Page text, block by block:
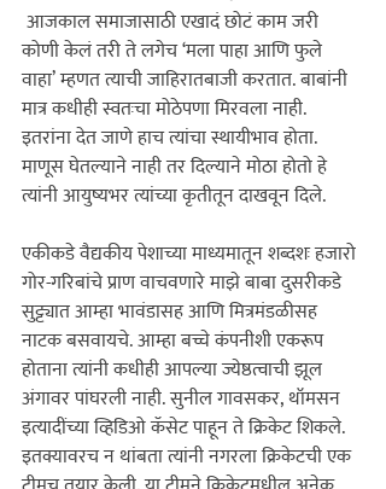
कोणी केलं तरी ते लगेच ‘मला पाहा आणि फुले
वाहा‌’ म्हणत त्याची जाहिरातबाजी करतात. बाबांनी
मात्र कधीही स्वतःचा मोठेपणा मिरवला नाही.
इतरांना देत जाणे हाच त्यांचा स्थायीभाव होता.
माणूस घेतल्याने नाही तर दिल्याने मोठा होतो हे
त्यांनी आयुष्यभर त्यांच्या कृतीतून दाखवून दिले.
एकीकडे वैद्यकीय पेशाच्या माध्यमातून शब्दशः हजारो
गोर-गरिबांचे प्राण वाचवणारे माझे बाबा दुसरीकडे
सुट्ट्यात आम्हा भावंडासह आणि मित्रमंडळीसह
नाटक बसवायचे. आम्हा बच्चे कंपनीशी एकरूप
होताना त्यांनी कधीही आपल्या ज्येष्ठत्वाची झूल
अंगावर पांघरली नाही. सुनील गावसकर, थॉमसन
इत्यादींच्या व्हिडिओ कॅसेट पाहून ते क्रिकेट शिकले.
इतक्यावरच न थांबता त्यांनी नगरला क्रिकेटची एक